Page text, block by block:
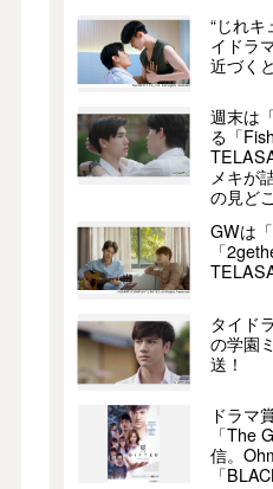
“じれキ
イドラ
近づく
週末は
る「
メキが
の見ど
GWは
「
タイド
の学園
送！
ドラマ
「The
信。
「